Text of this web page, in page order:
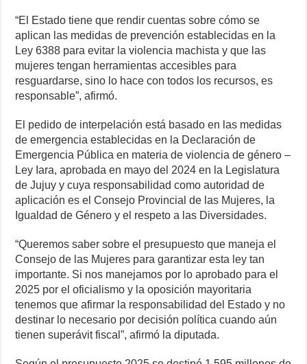
o
k
p
er
k
“El Estado tiene que rendir cuentas sobre cómo se
aplican las medidas de prevención establecidas en la
Ley 6388 para evitar la violencia machista y que las
mujeres tengan herramientas accesibles para
resguardarse, sino lo hace con todos los recursos, es
responsable”, afirmó.
El pedido de interpelación está basado en las medidas
de emergencia establecidas en la Declaración de
Emergencia Pública en materia de violencia de género –
Ley Iara, aprobada en mayo del 2024 en la Legislatura
de Jujuy y cuya responsabilidad como autoridad de
aplicación es el Consejo Provincial de las Mujeres, la
Igualdad de Género y el respeto a las Diversidades.
“Queremos saber sobre el presupuesto que maneja el
Consejo de las Mujeres para garantizar esta ley tan
importante. Si nos manejamos por lo aprobado para el
2025 por el oficialismo y la oposición mayoritaria
tenemos que afirmar la responsabilidad del Estado y no
destinar lo necesario por decisión política cuando aún
tienen superávit fiscal”, afirmó la diputada.